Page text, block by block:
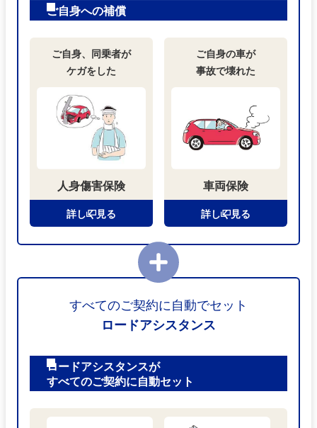
ご自身への補償
ご自身、同乗者が
ケガをした
人身傷害保険
詳しく見る
ご自身の車が
事故で壊れた
車両保険
詳しく見る
すべてのご契約に自動でセット
ロードアシスタンス
ロードアシスタンスが
すべてのご契約に自動セット